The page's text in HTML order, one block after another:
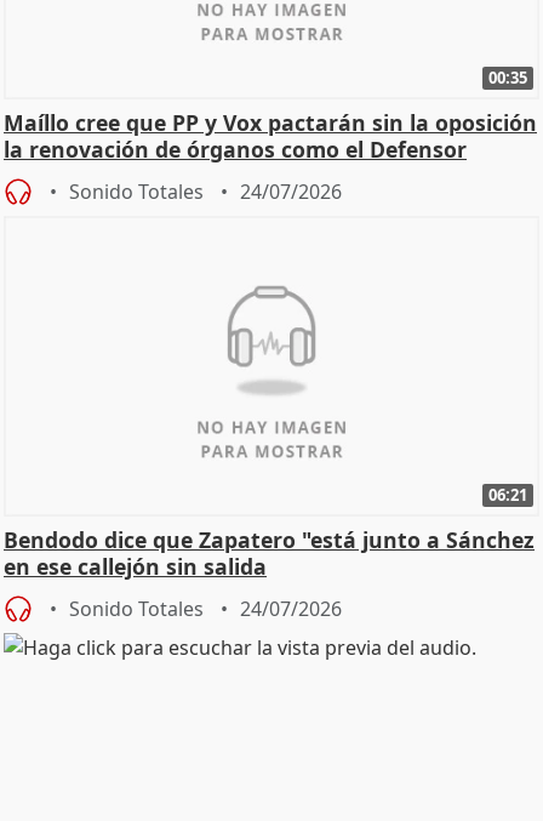
00:35
Maíllo cree que PP y Vox pactarán sin la oposición
la renovación de órganos como el Defensor
Sonido Totales 24/07/2026
06:21
Bendodo dice que Zapatero "está junto a Sánchez
en ese callejón sin salida
Sonido Totales 24/07/2026